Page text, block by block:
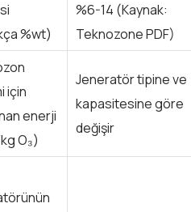
%wt)
%6-14 (Kaynak:
Teknozone PDF)
için
enerji
O₃)
Jeneratör tipine ve
kapasitesine göre
değişir